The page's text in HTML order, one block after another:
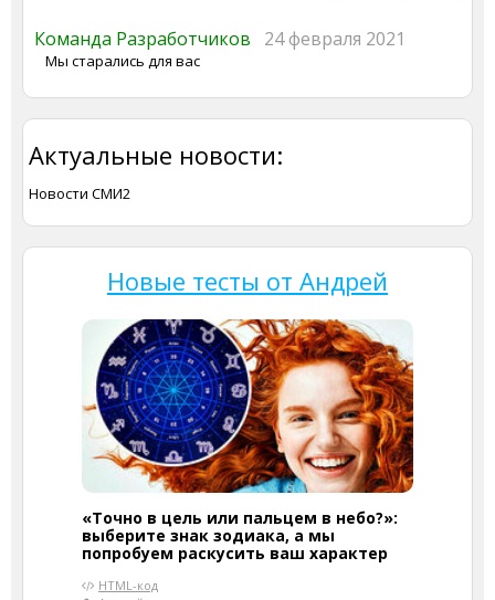
Команда Разработчиков 24 февраля 2021
Мы старались для вас
Актуальные новости:
Новости СМИ2
Новые тесты от Андрей
«Точно в цель или пальцем в небо?»:
выберите знак зодиака, а мы
попробуем раскусить ваш характер
HTML-код